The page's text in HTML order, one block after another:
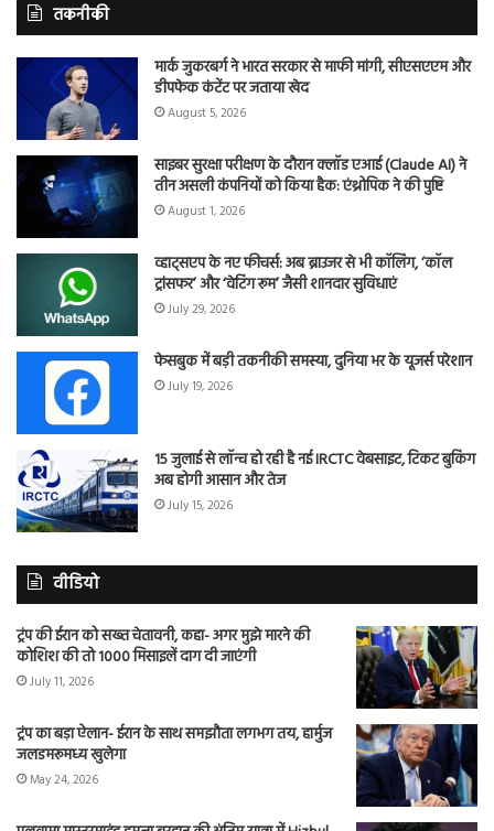
तकनीकी
मार्क जुकरबर्ग ने भारत सरकार से माफी मांगी, सीएसएएम और
डीपफेक कंटेंट पर जताया खेद
August 5, 2026
साइबर सुरक्षा परीक्षण के दौरान क्लॉड एआई (Claude AI) ने
तीन असली कंपनियों को किया हैक: एंथ्रोपिक ने की पुष्टि
August 1, 2026
व्हाट्सएप के नए फीचर्स: अब ब्राउजर से भी कॉलिंग, ‘कॉल
ट्रांसफर’ और ‘वेटिंग रूम’ जैसी शानदार सुविधाएं
July 29, 2026
फेसबुक में बड़ी तकनीकी समस्या, दुनिया भर के यूजर्स परेशान
July 19, 2026
15 जुलाई से लॉन्च हो रही है नई IRCTC वेबसाइट, टिकट बुकिंग
अब होगी आसान और तेज
July 15, 2026
वीडियो
ट्रंप की ईरान को सख्त चेतावनी, कहा- अगर मुझे मारने की
कोशिश की तो 1000 मिसाइलें दाग दी जाएंगी
July 11, 2026
ट्रंप का बड़ा ऐलान- ईरान के साथ समझौता लगभग तय, हार्मुज
जलडमरूमध्य खुलेगा
May 24, 2026